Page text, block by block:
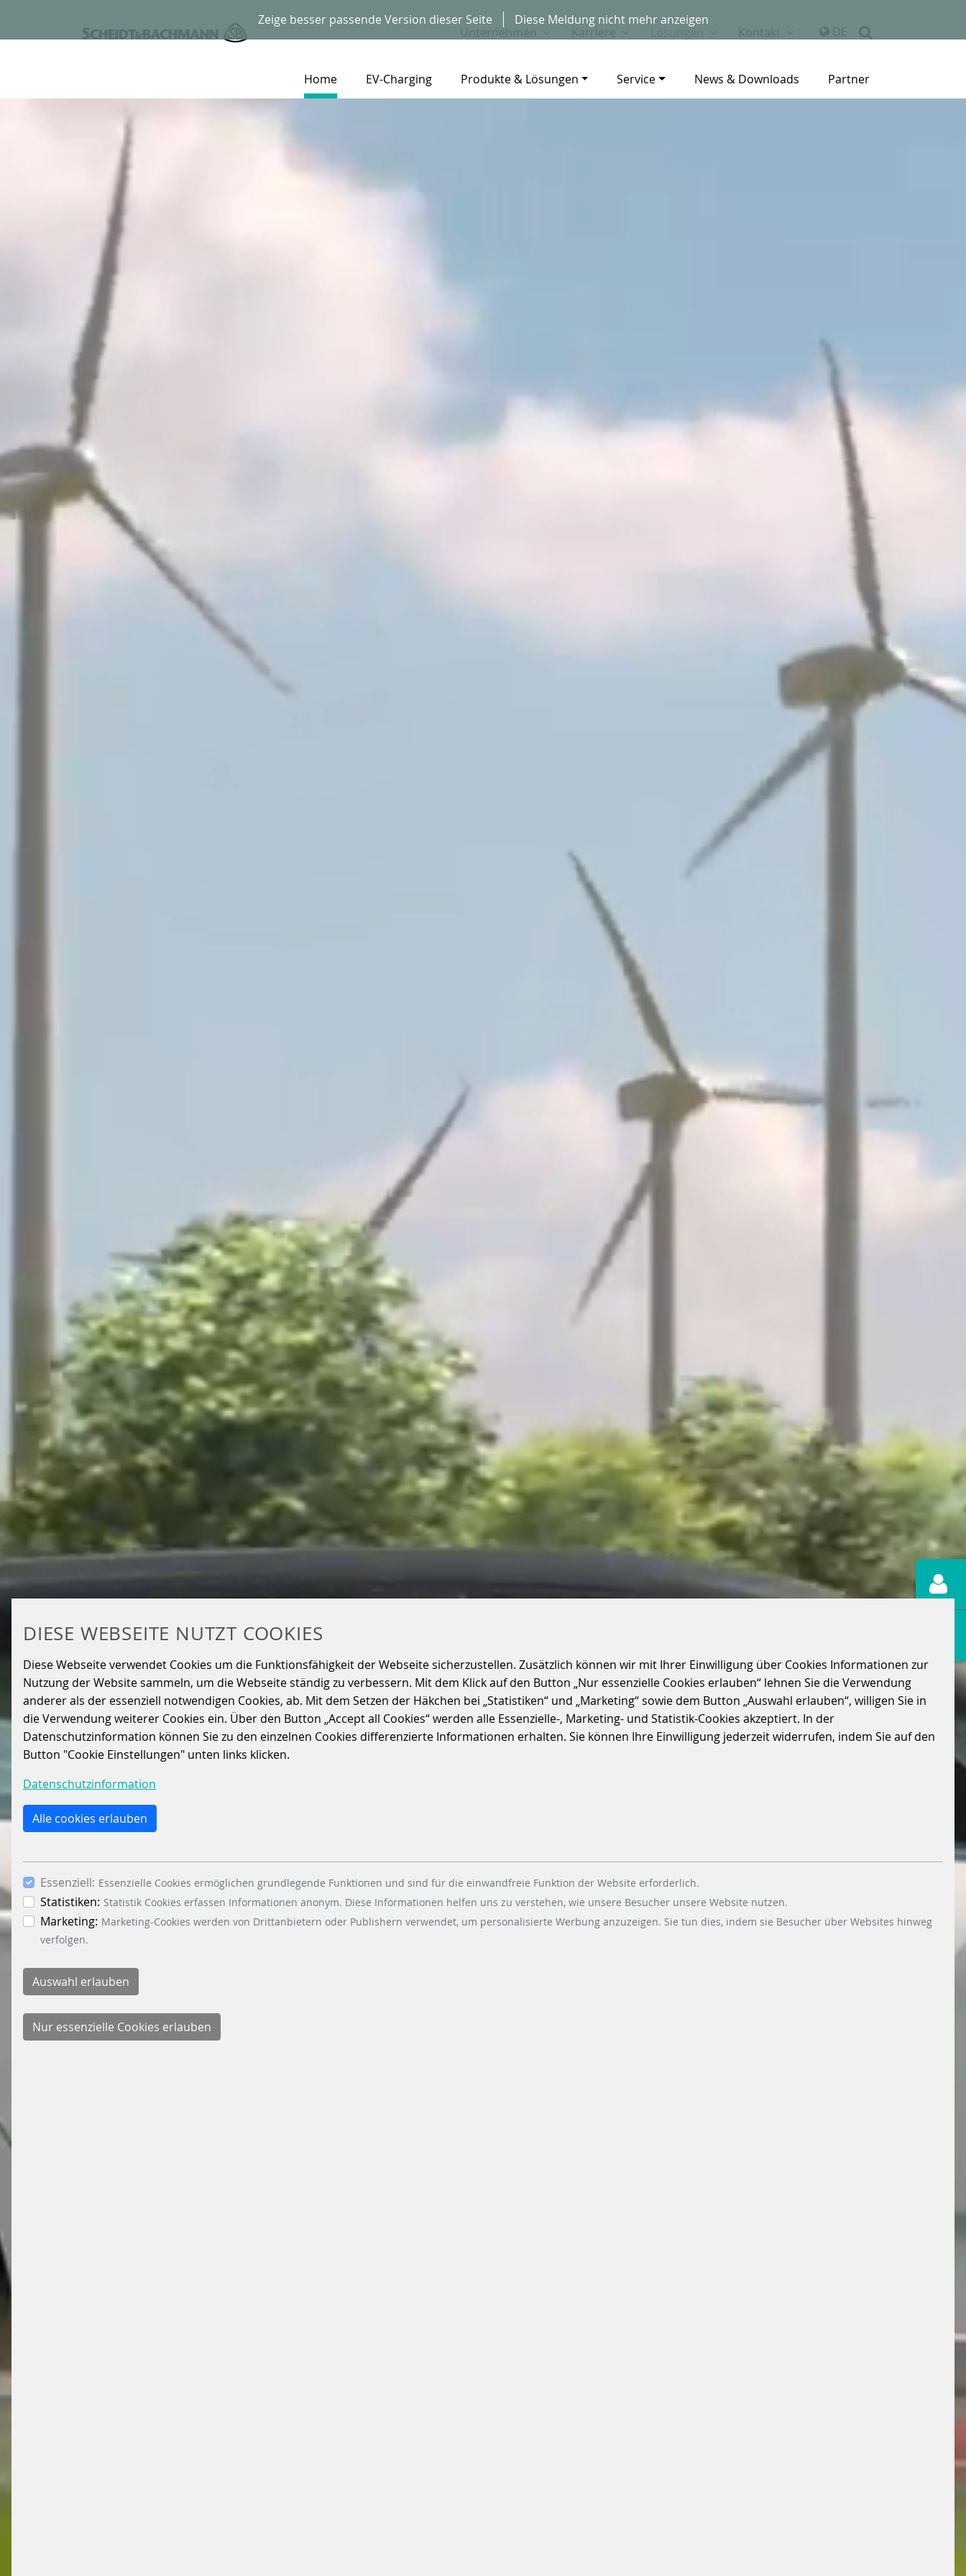
Zeige besser passende Version dieser Seite Diese Meldung nicht mehr anzeigen
DIESE WEBSEITE NUTZT COOKIES
Diese Webseite verwendet Cookies um die Funktionsfähigkeit der Webseite sicherzustellen. Zusätzlich können wir mit Ihrer Einwilligung über Cookies Informationen zur
Nutzung der Website sammeln, um die Webseite ständig zu verbessern. Mit dem Klick auf den Button „Nur essenzielle Cookies erlauben“ lehnen Sie die Verwendung
anderer als der essenziell notwendigen Cookies, ab. Mit dem Setzen der Häkchen bei „Statistiken“ und „Marketing“ sowie dem Button „Auswahl erlauben“, willigen Sie in
die Verwendung weiterer Cookies ein. Über den Button „Accept all Cookies“ werden alle Essenzielle-, Marketing- und Statistik-Cookies akzeptiert. In der
Datenschutzinformation können Sie zu den einzelnen Cookies differenzierte Informationen erhalten. Sie können Ihre Einwilligung jederzeit widerrufen, indem Sie auf den
Button "Cookie Einstellungen" unten links klicken.
Datenschutzinformation
Alle cookies erlauben
Essenziell: Essenzielle Cookies ermöglichen grundlegende Funktionen und sind für die einwandfreie Funktion der Website erforderlich.
Statistiken: Statistik Cookies erfassen Informationen anonym. Diese Informationen helfen uns zu verstehen, wie unsere Besucher unsere Website nutzen.
Marketing: Marketing-Cookies werden von Drittanbietern oder Publishern verwendet, um personalisierte Werbung anzuzeigen. Sie tun dies, indem sie Besucher über Websites hinweg
verfolgen.
Unternehmen Karriere Kontakt DE
Home EV-Charging Produkte & Lösungen Service News & Downloads Partner